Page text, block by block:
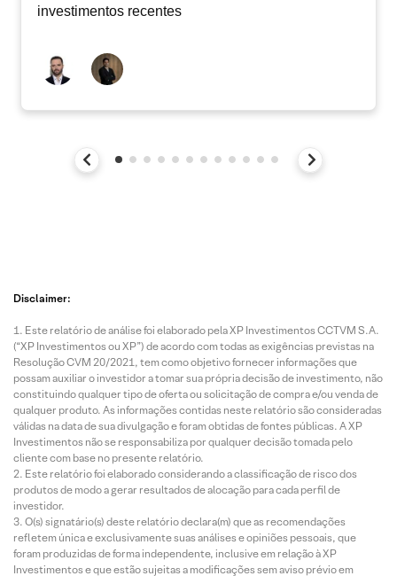
investimentos recentes
Disclaimer:
Este relatório de análise foi elaborado pela XP Investimentos CCTVM S.A.
(“XP Investimentos ou XP”) de acordo com todas as exigências previstas na
Resolução CVM 20/2021, tem como objetivo fornecer informações que
possam auxiliar o investidor a tomar sua própria decisão de investimento, não
constituindo qualquer tipo de oferta ou solicitação de compra e/ou venda de
qualquer produto. As informações contidas neste relatório são consideradas
válidas na data de sua divulgação e foram obtidas de fontes públicas. A XP
Investimentos não se responsabiliza por qualquer decisão tomada pelo
cliente com base no presente relatório.
Este relatório foi elaborado considerando a classificação de risco dos
produtos de modo a gerar resultados de alocação para cada perfil de
investidor.
O(s) signatário(s) deste relatório declara(m) que as recomendações
refletem única e exclusivamente suas análises e opiniões pessoais, que
foram produzidas de forma independente, inclusive em relação à XP
Investimentos e que estão sujeitas a modificações sem aviso prévio em